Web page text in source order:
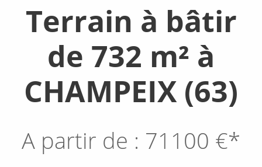
Terrain à bâtir
de 732 m² à
CHAMPEIX (63)
A partir de : 71100 €*